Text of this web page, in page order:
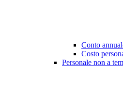
Conto
Costo
Personale non a